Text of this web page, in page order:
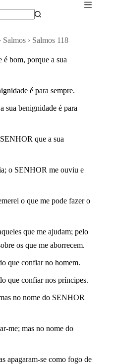
Salmos › Salmos 118
bom, porque a sua
é para sempre.
sua benignidade é para
que a sua
o SENHOR me ouviu e
o que me pode fazer o
que me ajudam; pelo
os que me aborrecem.
que confiar no homem.
que confiar nos príncipes.
no nome do SENHOR
me; mas no nome do
apagaram-se como fogo de